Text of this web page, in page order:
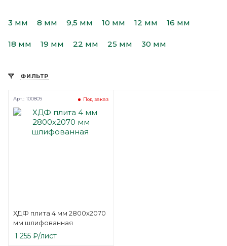
3 мм 8 мм 9,5 мм 10 мм 12 мм 16 мм
18 мм 19 мм 22 мм 25 мм 30 мм
ФИЛЬТР
ХДФ плита 4 мм 2800х2070
мм шлифованная
Под заказ
Арт.: 100809
1 255 ₽/лист